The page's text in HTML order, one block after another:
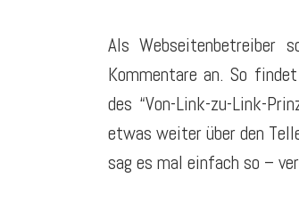
Als Webseitenbetreiber
Kommentare an. So
des “Von-Link-zu-Link-
etwas weiter über den
sag es mal einfach so –